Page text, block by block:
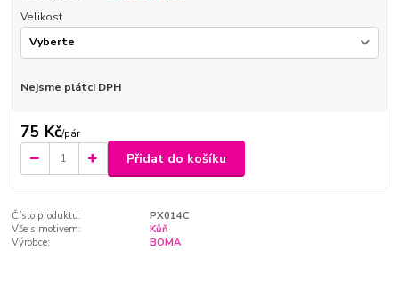
Velikost
Nejsme plátci DPH
75 Kč/pár
Přidat do košíku
Číslo produktu:
PX014C
Vše s motivem:
Kůň
Výrobce:
BOMA